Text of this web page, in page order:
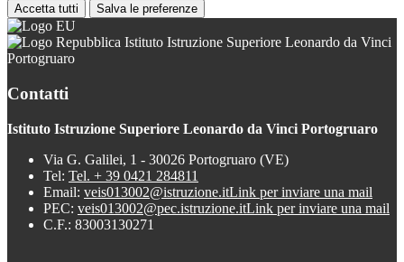
Accetta tutti Salva le preferenze
Istituto Istruzione Superiore Leonardo da Vinci
Portogruaro
Contatti
Istituto Istruzione Superiore Leonardo da Vinci Portogruaro
Via G. Galilei, 1 - 30026 Portogruaro (VE)
Tel: Tel. + 39 0421 284811
Email: veis013002@istruzione.itLink per inviare una mail
PEC: veis013002@pec.istruzione.itLink per inviare una mail
C.F.: 83003130271